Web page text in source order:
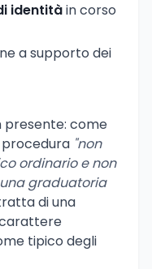
identitàin corso
a supporto dei
presente: come
procedura "non
ordinario e non
graduatoria
di una
tipico degli